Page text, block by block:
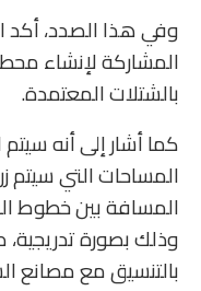
وفي هذا الصدد، أكد
المشاركة لإنشاء
بالشتلات المعتمدة.
كما أشار إلى أنه
المساحات التي سيتم
المسافة بين خطوط
وذلك بصورة
بالتنسيق مع مصانع